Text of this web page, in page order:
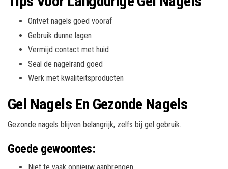
Ontvet nagels goed vooraf
Gebruik dunne lagen
Vermijd contact met huid
Seal de nagelrand goed
Werk met kwaliteitsproducten
Gel Nagels En Gezonde Nagels
Gezonde nagels blijven belangrijk, zelfs bij gel gebruik.
Goede gewoontes: